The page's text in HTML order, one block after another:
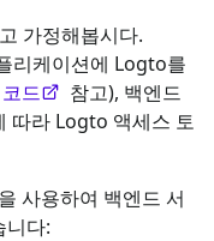
가정해봅시다.
리케이션에 Logto를
드
참고), 백엔드
따라 Logto 액세스 토
사용하여 백엔드 서
니다: